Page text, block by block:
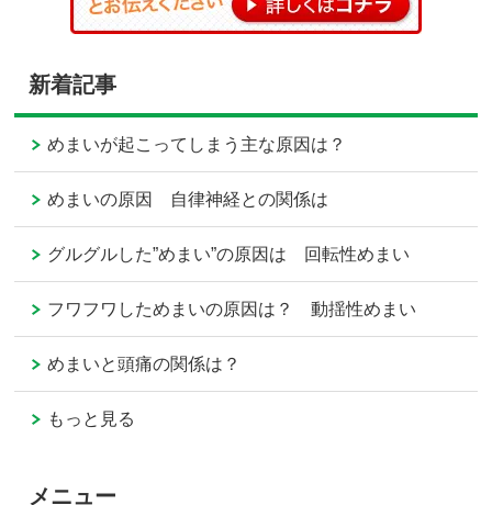
新着記事
めまいが起こってしまう主な原因は？
めまいの原因 自律神経との関係は
グルグルした”めまい”の原因は 回転性めまい
フワフワしためまいの原因は？ 動揺性めまい
めまいと頭痛の関係は？
もっと見る
メニュー